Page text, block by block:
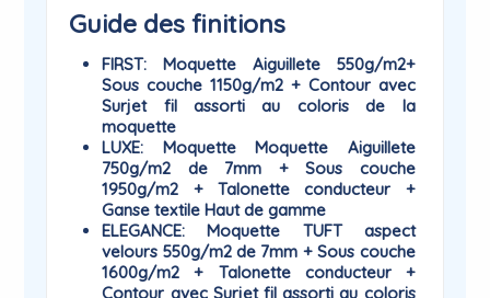
Guide des finitions
FIRST: Moquette Aiguillete 550g/m2+
Sous couche 1150g/m2 + Contour avec
Surjet fil assorti au coloris de la
moquette
LUXE: Moquette Moquette Aiguillete
750g/m2 de 7mm + Sous couche
1950g/m2 + Talonette conducteur +
Ganse textile Haut de gamme
ELEGANCE: Moquette TUFT aspect
velours 550g/m2 de 7mm + Sous couche
1600g/m2 + Talonette conducteur +
Contour avec Surjet fil assorti au coloris